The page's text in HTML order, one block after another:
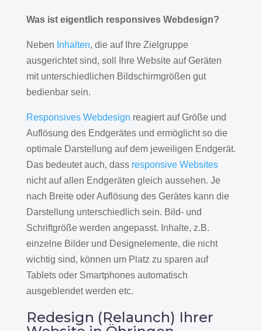
Was ist eigentlich responsives Webdesign?
Neben Inhalten, die auf Ihre Zielgruppe
ausgerichtet sind, soll Ihre Website auf Geräten
mit unterschiedlichen Bildschirmgrößen gut
bedienbar sein.
Responsives Webdesign reagiert auf Größe und
Auflösung des Endgerätes und ermöglicht so die
optimale Darstellung auf dem jeweiligen Endgerät.
Das bedeutet auch, dass responsive Websites
nicht auf allen Endgeräten gleich aussehen. Je
nach Breite oder Auflösung des Gerätes kann die
Darstellung unterschiedlich sein. Bild- und
Schriftgröße werden angepasst. Inhalte, z.B.
einzelne Bilder und Designelemente, die nicht
wichtig sind, können um Platz zu sparen auf
Tablets oder Smartphones automatisch
ausgeblendet werden etc.
Redesign (Relaunch) Ihrer